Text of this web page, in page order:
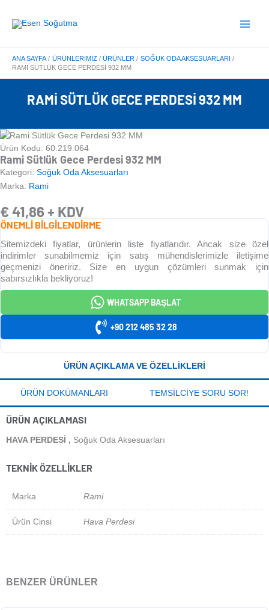
atla
Menu
ANA SAYFA ÜRÜNLERIMIZ ÜRÜNLER
SOĞUK ODA AKSESUARLARI
RAMI SÜTLÜK GECE PERDESI 932 MM
RAMI SÜTLÜK GECE PERDESI 932 MM
Ürün Kodu: 60.219.064
Rami Sütlük Gece Perdesi 932 MM
Kategori: Soğuk Oda Aksesuarları
Marka: Rami
€ 41,86 + KDV
ÖNEMLİ BİLGİLENDİRME
Sitemizdeki fiyatlar, ürünlerin liste fiyatlarıdır. Ancak size özel
indirimler sunabilmemiz için satış mühendislerimizle iletişime
geçmenizi öneririz. Size en uygun çözümleri sunmak için
sabırsızlıkla bekliyoruz!
WHATSAPP BAŞLAT
+90 212 485 32 28
ÜRÜN AÇIKLAMA VE ÖZELLIKLERI
ÜRÜN DOKÜMANLARI TEMSILCIYE SORU SOR!
ÜRÜN AÇIKLAMASI
HAVA PERDESI , Soğuk Oda Aksesuarları
TEKNIK ÖZELLIKLER
Marka Rami
Ürün Cinsi Hava Perdesi
BENZER ÜRÜNLER